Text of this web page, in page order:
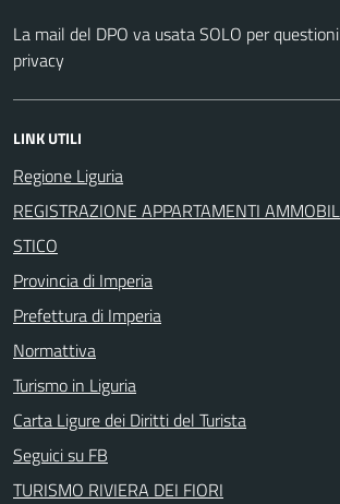
La mail del DPO va usata SOLO per
privacy
LINK UTILI
Regione Liguria
REGISTRAZIONE APPARTAMENTI
STICO
Provincia di Imperia
Prefettura di Imperia
Normattiva
Turismo in Liguria
Carta Ligure dei Diritti del Turista
Seguici su FB
TURISMO RIVIERA DEI FIORI